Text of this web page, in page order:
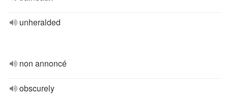
unheralded
non annoncé
obscurely